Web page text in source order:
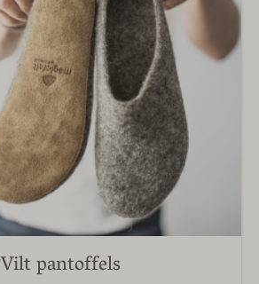
Vilt pantoffels